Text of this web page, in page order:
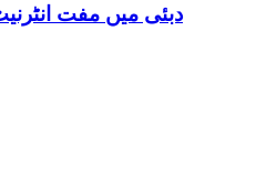
دبئی میں مفت